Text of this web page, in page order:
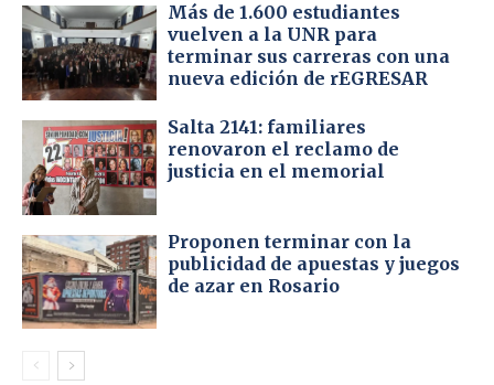
Más de 1.600 estudiantes
vuelven a la UNR para
terminar sus carreras con una
nueva edición de rEGRESAR
Salta 2141: familiares
renovaron el reclamo de
justicia en el memorial
Proponen terminar con la
publicidad de apuestas y juegos
de azar en Rosario